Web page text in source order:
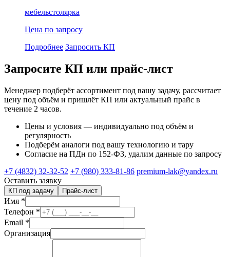
мебельстолярка
Цена по запросу
Подробнее Запросить КП
Запросите КП или прайс-лист
Менеджер подберёт ассортимент под вашу задачу, рассчитает
цену под объём и пришлёт КП или актуальный прайс в
течение 2 часов.
Цены и условия — индивидуально под объём и
регулярность
Подберём аналоги под вашу технологию и тару
Согласие на ПДн по 152-ФЗ, удалим данные по запросу
+7 (4832) 32-32-52 +7 (980) 333-81-86 premium-lak@yandex.ru
Оставить заявку
КП под задачу Прайс-лист
Имя *
Телефон *
Email *
Организация